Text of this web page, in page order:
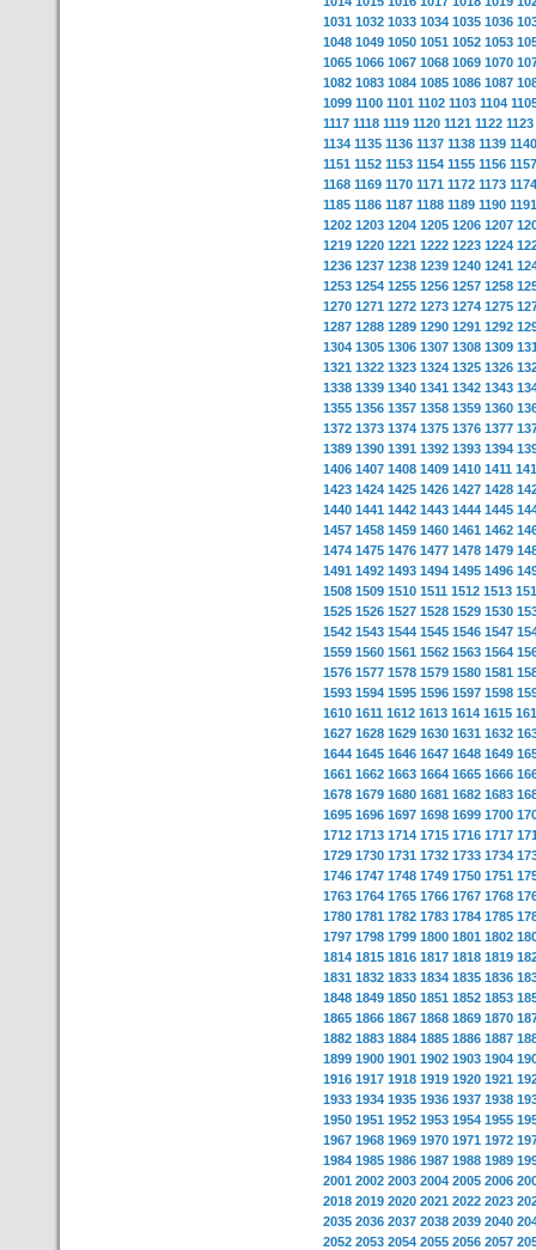
1031 1032 1033 1034 1035 1036
1048 1049 1050 1051 1052 1053
1065 1066 1067 1068 1069 1070
1082 1083 1084 1085 1086 1087
1099 1100 1101 1102 1103 1104
1117 1118 1119 1120 1121 1122 1123
1134 1135 1136 1137 1138 1139 1140
1151 1152 1153 1154 1155 1156 1157
1168 1169 1170 1171 1172 1173 1174
1185 1186 1187 1188 1189 1190 1191
1202 1203 1204 1205 1206 1207
1219 1220 1221 1222 1223 1224
1236 1237 1238 1239 1240 1241
1253 1254 1255 1256 1257 1258
1270 1271 1272 1273 1274 1275
1287 1288 1289 1290 1291 1292
1304 1305 1306 1307 1308 1309
1321 1322 1323 1324 1325 1326
1338 1339 1340 1341 1342 1343
1355 1356 1357 1358 1359 1360
1372 1373 1374 1375 1376 1377
1389 1390 1391 1392 1393 1394
1406 1407 1408 1409 1410 1411
1423 1424 1425 1426 1427 1428
1440 1441 1442 1443 1444 1445
1457 1458 1459 1460 1461 1462
1474 1475 1476 1477 1478 1479
1491 1492 1493 1494 1495 1496
1508 1509 1510 1511 1512 1513
1525 1526 1527 1528 1529 1530
1542 1543 1544 1545 1546 1547
1559 1560 1561 1562 1563 1564
1576 1577 1578 1579 1580 1581
1593 1594 1595 1596 1597 1598
1610 1611 1612 1613 1614 1615
1627 1628 1629 1630 1631 1632
1644 1645 1646 1647 1648 1649
1661 1662 1663 1664 1665 1666
1678 1679 1680 1681 1682 1683
1695 1696 1697 1698 1699 1700
1712 1713 1714 1715 1716 1717
1729 1730 1731 1732 1733 1734
1746 1747 1748 1749 1750 1751
1763 1764 1765 1766 1767 1768
1780 1781 1782 1783 1784 1785
1797 1798 1799 1800 1801 1802
1814 1815 1816 1817 1818 1819
1831 1832 1833 1834 1835 1836
1848 1849 1850 1851 1852 1853
1865 1866 1867 1868 1869 1870
1882 1883 1884 1885 1886 1887
1899 1900 1901 1902 1903 1904
1916 1917 1918 1919 1920 1921
1933 1934 1935 1936 1937 1938
1950 1951 1952 1953 1954 1955
1967 1968 1969 1970 1971 1972
1984 1985 1986 1987 1988 1989
2001 2002 2003 2004 2005 2006
2018 2019 2020 2021 2022 2023
2035 2036 2037 2038 2039 2040
2052 2053 2054 2055 2056 2057